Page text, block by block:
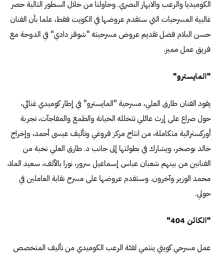
الكوميديا والرعب والابهار البصري. وحاولنا من خلال السطور التالية حصر
غالبية المسرحيات التي ستقدم عروضها في الكويت فقط، علما بأن الفنان
حسن البلام فضل تقديم عروض مسرحيته "شوقر دادي" في الدوحة مع
فريق عمل مميز.
"المايسترو"
يقود الفنان طارق العلي، مسرحية "المايسترو" في إطار كوميدي غنائي،
حول صراع على إرث عائلي تتخلله الخيانة والطمع والمفاجآت، تجربة
أوركسترالية متكاملة، من انتاج مركز فروغي وتأليف عيسى أحمد، وإخراج
خالد بوصخر، ويشارك في بطولتها إلى جانب د. طارق العلي نخبة من
الفنانين من بينهم شعبان عباس إسماعيل سرور، نورا بالألف، سعيد الملا،
محمد الوزير وآخرون. وستقدم عروضها على مسرح نقابة العاملين في
حولي.
"الكائن 404"
عمل مسرحي كويتي ينتمي لفئة الرعب الكوميدي من تأليف المتخصص